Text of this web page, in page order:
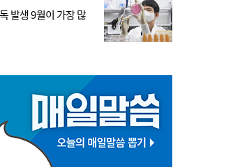
발생 9월이 가장 많
리 탄도미사일 발사
영매체 보도 없어